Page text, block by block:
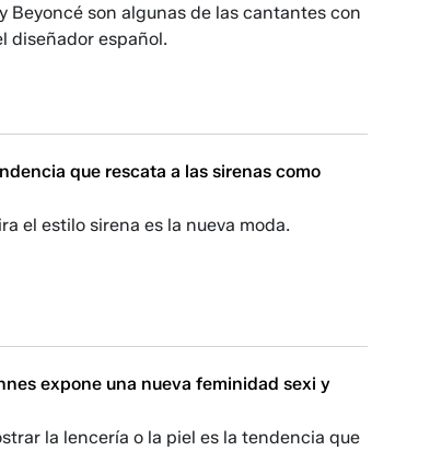
Beyoncé son algunas de las cantantes con
diseñador español.
que rescata a las sirenas como
el estilo sirena es la nueva moda.
expone una nueva feminidad sexi y
la lencería o la piel es la tendencia que